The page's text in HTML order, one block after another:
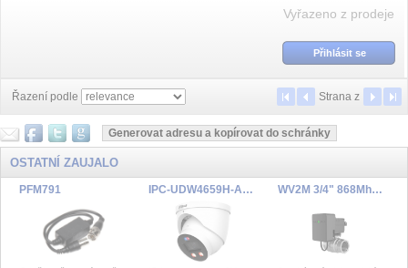
Vyřazeno z prodeje
Přihlásit se
Řazení podle Strana z
OSTATNÍ ZAUJALO
PFM791 IPC-UDW4659H-AS-PV-0280B-PRO WV2M 3/4" 868Mhz Wireless Electronic Water Valve